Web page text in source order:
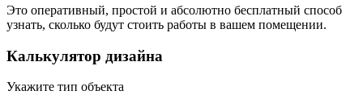
Это оперативный, простой и абсолютно бесплатный способ
узнать, сколько будут стоить работы в вашем помещении.
Калькулятор дизайна
Укажите тип объекта